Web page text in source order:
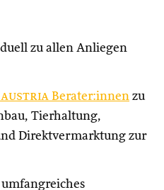
zu allen Anliegen
austria Berater:innen zu
Tierhaltung,
Direktvermarktung zur